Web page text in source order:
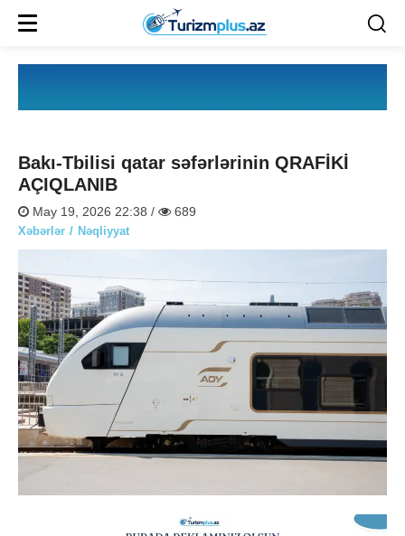
Bakı-Tbilisi qatar səfərlərinin QRAFİKİ
AÇIQLANIB
May 19, 2026 22:38 / 689
Xəbərlər Nəqliyyat